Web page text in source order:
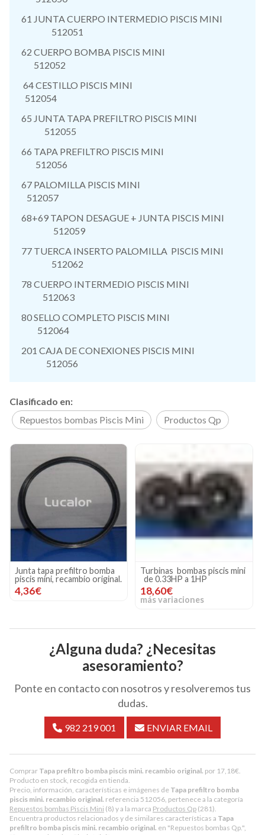
Comprar Tapa prefiltro bomba piscis mini. recambio original. por 17,18€
Producto en stock, recogida en tienda.
Precio, información, características e imágenes de Tapa prefiltro bomba
piscis mini. recambio original. referencia 512056, pertenece a la categoría
Repuestos bombas Piscis Mini (8) y a la marca Productos Qp (281).
Encuentra productos relacionados y de similares características a Tapa
prefiltro bomba piscis mini. recambio original. en "Repuestos bombas Qp.",
61 JUNTA CUERPO INTERMEDIO PISCIS MINI
512051
62 CUERPO BOMBA PISCIS MINI
512052
64 CESTILLO PISCIS MINI
512054
65 JUNTA TAPA PREFILTRO PISCIS MINI
512055
66 TAPA PREFILTRO PISCIS MINI
512056
67 PALOMILLA PISCIS MINI
512057
68+69 TAPON DESAGUE + JUNTA PISCIS MINI
512059
77 TUERCA INSERTO PALOMILLA PISCIS MINI
512062
78 CUERPO INTERMEDIO PISCIS MINI
512063
80 SELLO COMPLETO PISCIS MINI
512064
201 CAJA DE CONEXIONES PISCIS MINI
512056
Clasificado en:
Repuestos bombas Piscis Mini
Productos Qp
Junta tapa prefiltro bomba
piscis mini, recambio original.
4,36€
Turbinas bombas piscis mini
de 0.33HP a 1HP
18,60€
más variaciones
¿Alguna duda? ¿Necesitas
asesoramiento?
Ponte en contacto con nosotros y resolveremos tus
dudas.
982 219 001 ENVIAR EMAIL